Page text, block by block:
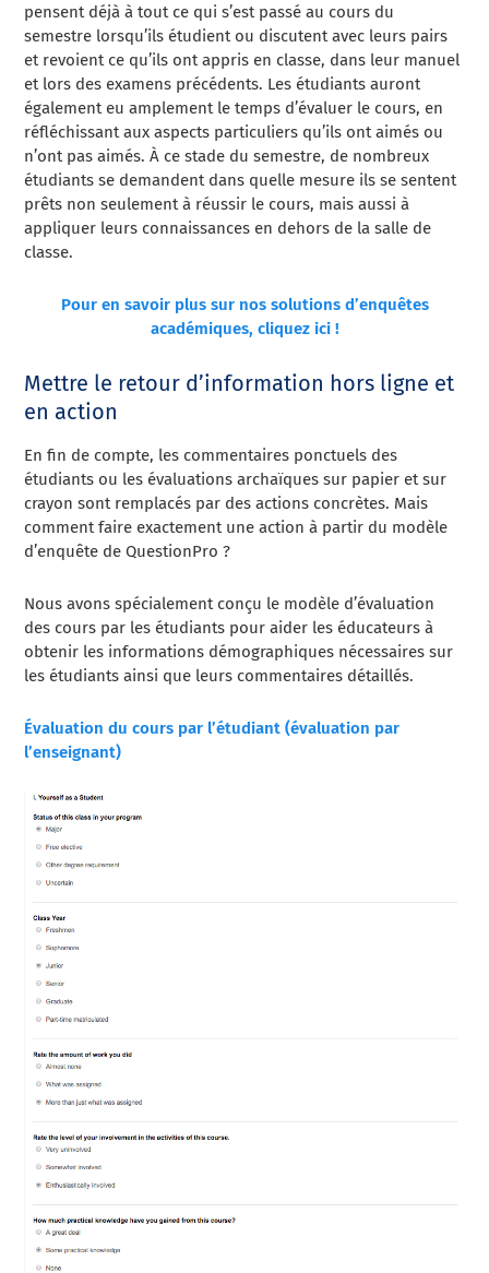
pensent déjà à tout ce qui s’est passé au cours du
semestre lorsqu’ils étudient ou discutent avec leurs pairs
et revoient ce qu’ils ont appris en classe, dans leur manuel
et lors des examens précédents. Les étudiants auront
également eu amplement le temps d’évaluer le cours, en
réfléchissant aux aspects particuliers qu’ils ont aimés ou
n’ont pas aimés. À ce stade du semestre, de nombreux
étudiants se demandent dans quelle mesure ils se sentent
prêts non seulement à réussir le cours, mais aussi à
appliquer leurs connaissances en dehors de la salle de
classe.
Pour en savoir plus sur nos solutions d’enquêtes
académiques, cliquez ici !
Mettre le retour d’information hors ligne et
en action
En fin de compte, les commentaires ponctuels des
étudiants ou les évaluations archaïques sur papier et sur
crayon sont remplacés par des actions concrètes. Mais
comment faire exactement une action à partir du modèle
d’enquête de QuestionPro ?
Nous avons spécialement conçu le modèle d’évaluation
des cours par les étudiants pour aider les éducateurs à
obtenir les informations démographiques nécessaires sur
les étudiants ainsi que leurs commentaires détaillés.
Évaluation du cours par l’étudiant (évaluation par
l’enseignant)